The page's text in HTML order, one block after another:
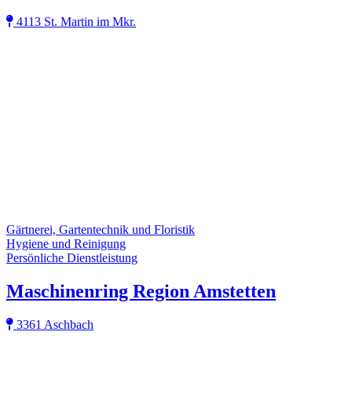
4113 St. Martin im Mkr.
Gärtnerei, Gartentechnik und Floristik
Hygiene und Reinigung
Persönliche Dienstleistung
Maschinenring Region Amstetten
3361 Aschbach